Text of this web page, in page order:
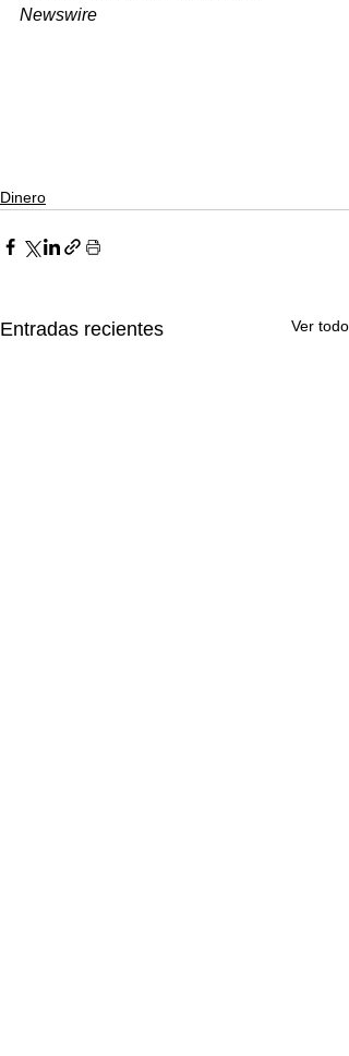
Newswire
Dinero
Entradas recientes Ver todo